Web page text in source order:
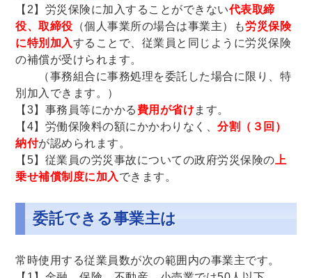
【2】労災保険に加入することができない代表取締
役、取締役 （個人事業所の場合は事業主）も労災保険
に特別加入することで、従業員と同じように労災保険
の補償が受けられます。
（事務組合に事務処理を委託した場合に限り、特
別加入できます。）
【3】事務員等にかかる費用が省けます。
【4】労働保険料の額にかかわりなく、分割（３回）
納付が認められます。
【5】従業員の労災事故についての政府労災保険の 上
乗せ補償制度に加入 できます。
委託できる事業主は
常時使用する従業員数が次の範囲内の事業主です。